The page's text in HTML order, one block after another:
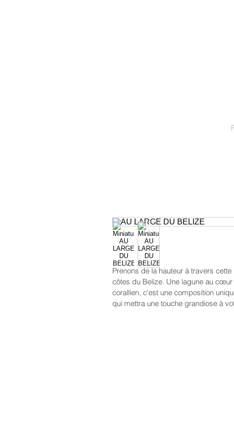
Prenons de la hauteur à travers
côtes du Belize. Une lagune au cœur
corallien, c'est une composition
qui mettra une touche grandiose à